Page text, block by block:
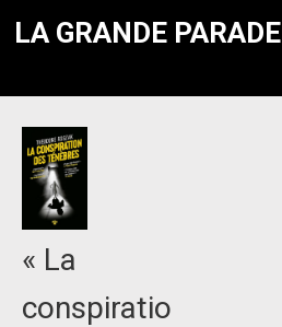
LA GRANDE PARADE
« La
conspiratio